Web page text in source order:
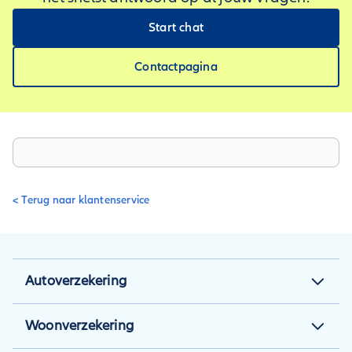
Start chat
Contactpagina
< Terug naar klantenservice
Autoverzekering
Autoverzekering
Autoverzekering berekenen
Woonverzekering